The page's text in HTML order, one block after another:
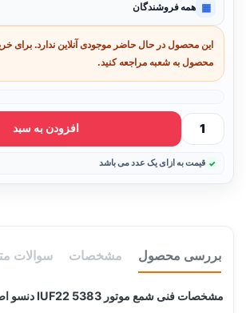
▦ همه فروشندگان
این محصول در حال حاضر موجودی آنلاین ندارد. برای
محصول به شعبه مراجعه کنید.
افزودن به سبد
قیمت به ازای یک عدد می باشد
بررسی محصول مشخصات سوالات
مشخصات فنی شمع موتور IUF22 5383 دنسو اصلی